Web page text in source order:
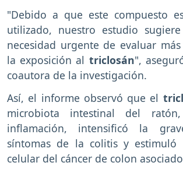
"Debido a que este compuesto
utilizado, nuestro estudio
necesidad urgente de evaluar
la exposición al triclosán",
coautora de la investigación.
Así, el informe observó que el
microbiota intestinal del
inflamación, intensificó la
síntomas de la colitis y estimuló
celular del cáncer de colon